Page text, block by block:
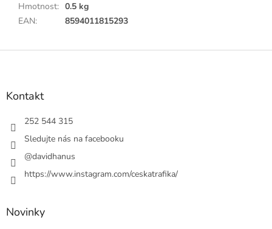
Hmotnost: 0.5 kg
EAN: 8594011815293
Z
Kontakt
252 544 315
Sledujte nás na facebooku
@davidhanus
https://www.instagram.com/ceskatrafika/
Novinky